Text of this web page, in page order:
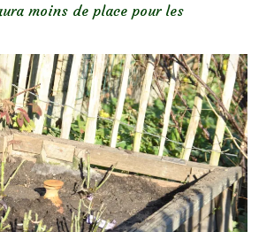
moins de place pour les